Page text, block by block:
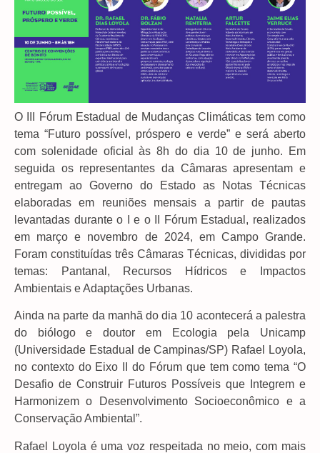
O III Fórum Estadual de Mudanças Climáticas tem como
tema “Futuro possível, próspero e verde” e será aberto
com solenidade oficial às 8h do dia 10 de junho. Em
seguida os representantes da Câmaras apresentam e
entregam ao Governo do Estado as Notas Técnicas
elaboradas em reuniões mensais a partir de pautas
levantadas durante o I e o II Fórum Estadual, realizados
em março e novembro de 2024, em Campo Grande.
Foram constituídas três Câmaras Técnicas, divididas por
temas: Pantanal, Recursos Hídricos e Impactos
Ambientais e Adaptações Urbanas.
Ainda na parte da manhã do dia 10 acontecerá a palestra
do biólogo e doutor em Ecologia pela Unicamp
(Universidade Estadual de Campinas/SP) Rafael Loyola,
no contexto do Eixo II do Fórum que tem como tema “O
Desafio de Construir Futuros Possíveis que Integrem e
Harmonizem o Desenvolvimento Socioeconômico e a
Conservação Ambiental”.
Rafael Loyola é uma voz respeitada no meio, com mais